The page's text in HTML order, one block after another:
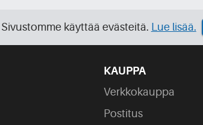
Sivustomme käyttää evästeitä. Lue lisää.
KAUPPA
Verkkokauppa
Postitus